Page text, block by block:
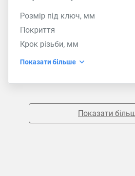
Розмір під ключ, мм
Покриття
Крок різьби, мм
Показати більше
Показати